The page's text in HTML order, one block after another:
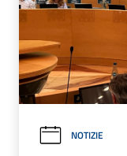
NOTIZIE